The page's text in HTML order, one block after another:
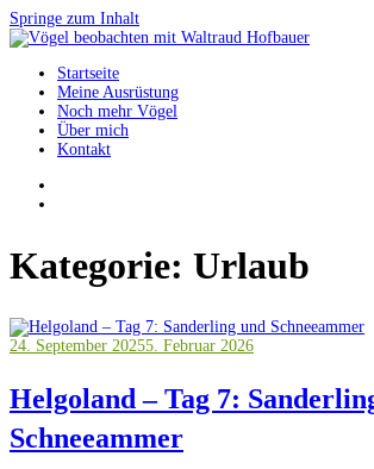
Springe zum Inhalt
Vögel beobachten mit Waltraud
Startseite
Meine Ausrüstung
Noch mehr Vögel
Über mich
Kontakt
Kategorie: Urlaub
24. September 20255. Februar 2026
Helgoland – Tag 7:
Schneeammer